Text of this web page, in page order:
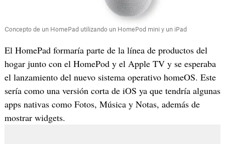
Concepto de un HomePad utilizando un HomePod mini y un iPad
El HomePad formaría parte de la línea de productos del
hogar junto con el HomePod y el Apple TV y se esperaba
el lanzamiento del nuevo sistema operativo homeOS. Este
sería como una versión corta de iOS ya que tendría algunas
apps nativas como Fotos, Música y Notas, además de
mostrar widgets.